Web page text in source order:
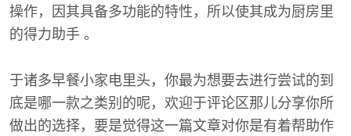
操作，因其具备多功能的特性，所以使其成为厨房里
的得力助手 。
于诸多早餐小家电里头，你最为想要去进行尝试的到
底是哪一款之类别的呢，欢迎于评论区那儿分享你所
做出的选择，要是觉得这一篇文章对你是有着帮助作